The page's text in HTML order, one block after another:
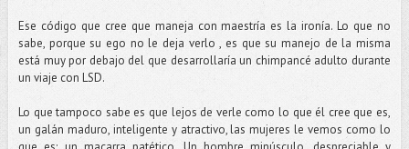
Ese código que cree que maneja con maestría es la ironía. Lo que no
sabe, porque su ego no le deja verlo , es que su manejo de la misma
está muy por debajo del que desarrollaría un chimpancé adulto durante
un viaje con LSD.
Lo que tampoco sabe es que lejos de verle como lo que él cree que es,
un galán maduro, inteligente y atractivo, las mujeres le vemos como lo